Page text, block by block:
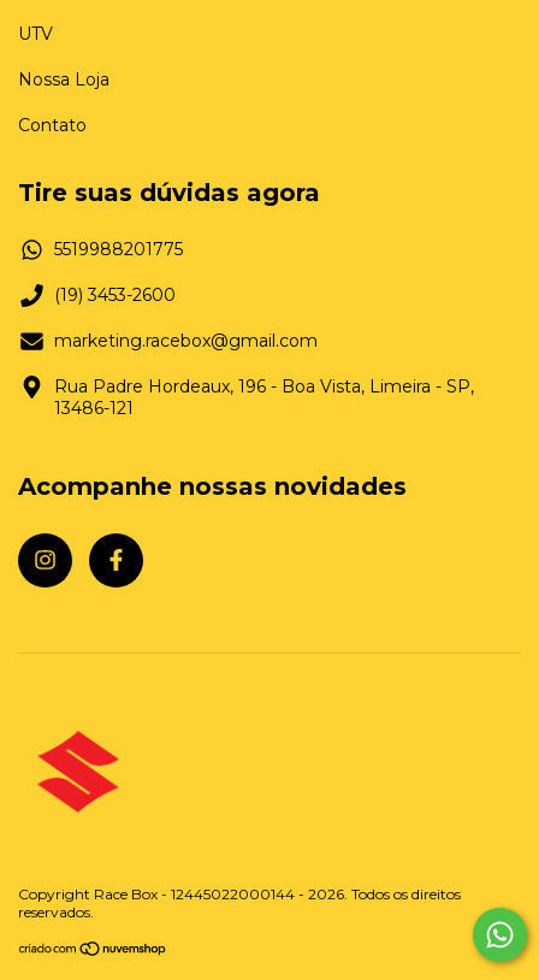
UTV
Nossa Loja
Contato
Tire suas dúvidas agora
5519988201775
(19) 3453-2600
marketing.racebox@gmail.com
Rua Padre Hordeaux, 196 - Boa Vista, Limeira - SP,
13486-121
Acompanhe nossas novidades
Copyright Race Box - 12445022000144 - 2026. Todos os direitos
reservados.